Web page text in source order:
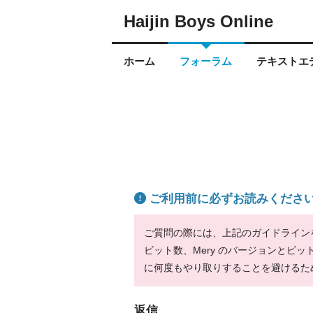
Haijin Boys Online
ホーム フォーラム テキストエ
ご利用前に必ずお読みくださ
ご質問の際には、上記のガイドライ
ビット数、Mery のバージョンとビッ
に何度もやり取りすることを避ける